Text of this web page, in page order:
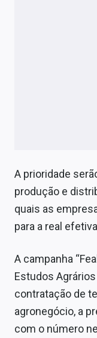
Sobre
Expediente
Contato
A prioridade
produção e
quais as
para a real
A campanha
Estudos
contratação de
agronegócio, a
com o número